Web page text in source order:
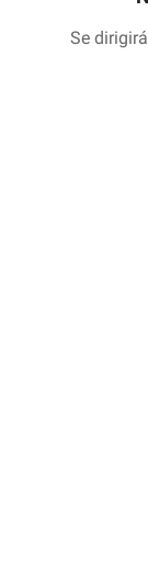
Se